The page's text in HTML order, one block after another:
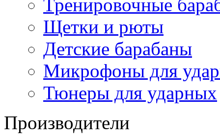
Тренировочные
Щетки и рюты
Детские барабаны
Микрофоны для
Тюнеры для ударных
Производители